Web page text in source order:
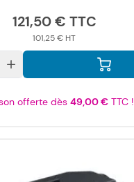
121,50 €
101,25 €
offerte dès 49,00 €TTC !